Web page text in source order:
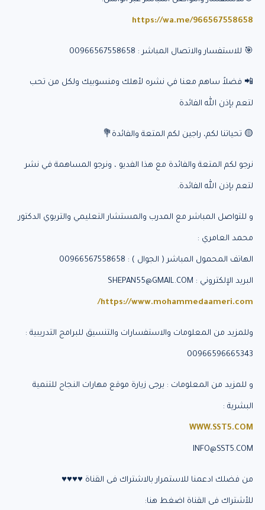
https://wa.me/966567558658
🎯 للاستفسار والاتصال المباشر : 00966567558658
📲 فضلاً ساهم معنا في نشره لأهلك ومنسوبيك ولكل من تحب
لتعم بإذن الله الفائدة
🟡 تحياتنا لكم، راجين لكم المتعة والفائدة💐
نرجو لكم المتعة والفائدة مع هذا الفديو ، ونرجو المساهمة في نشر
لتعم بإذن الله الفائدة.
و للتواصل المباشر مع المدرب والمستشار التعليمي والتربوي الدكتور
محمد العامري :
الهاتف المحمول المباشر ( الجوال ) : 00966567558658
البريد الإلكتروني : SHEPAN55@GMAIL.COM
https://www.mohammedaameri.com/
وللمزيد من المعلومات والاستفسارات والتنسيق للبرامج التدريبية :
00966596665343
و للمزيد من المعلومات : يرجى زيارة موقع مهارات النجاح للتنمية
البشرية :
WWW.SST5.COM
INFO@SST5.COM
من فضلك ادعمنا للاستمرار بالاشتراك فى القناة ♥♥♥♥
للأشتراك فى القناة اضغط هنا: